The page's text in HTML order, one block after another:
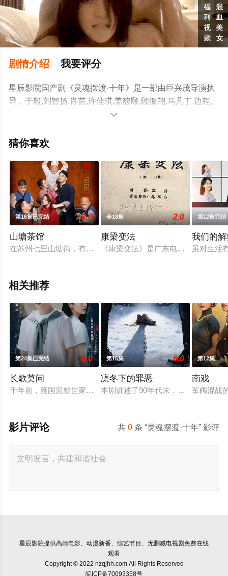
剧情介绍 我要评分
星辰影院国产剧《灵魂摆渡·十年》是一部由巨兴茂导演执
导，于毅,刘智扬,肖茵,许佳琪,姜馥颐,顾振翔,马凡丁,边程,
简宇熙,美懿,朱超艺,李羽桐,田广宇,杨子睿,郭信如,涂冰,闫
志刚,孙雪宁,陈冠英,黑子,李洛伊等演员精彩演绎的大陆电
看高清未删减完整版电视剧全集就上星辰电影网，热播电
视剧提前免费观看，更多剧情信息可移步至豆瓣电视剧、
电视猫或剧情网等平台了解。

猜你喜欢
第16集已完结 8.0
山塘茶馆
在苏州七里山塘街，有一家承载着百年传承的茶楼，老板与老
全18集 2.0
康梁变法
《康梁变法》是广东电视台拍摄的
第12集完结
我们的
虽对生活
相关推荐
第24集已完结 8.0
长歌莫问
千年前，雍国泥塑世家楚门因进贡的“十二生肖”离奇流血炸裂
第16集 6.0
凛冬下的罪恶
本剧讲述了90年代末，怒河市刑侦支
第12集
南戏
军阀混战
共0 条 “灵魂摆渡·十年” 影评
影片评论
星辰影院提供高清电影、动漫新番、综艺节目、无删减电视剧免费在线
观看
Copyright © 2022 nzqjhh.com All Rights Reserved
皖ICP备70093358号